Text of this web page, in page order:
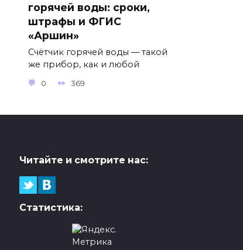
горячей воды: сроки,
штрафы и ФГИС
«Аршин»
Счётчик горячей воды — такой
же прибор, как и любой
0 369
Читайте и смотрите нас:
Статистика: